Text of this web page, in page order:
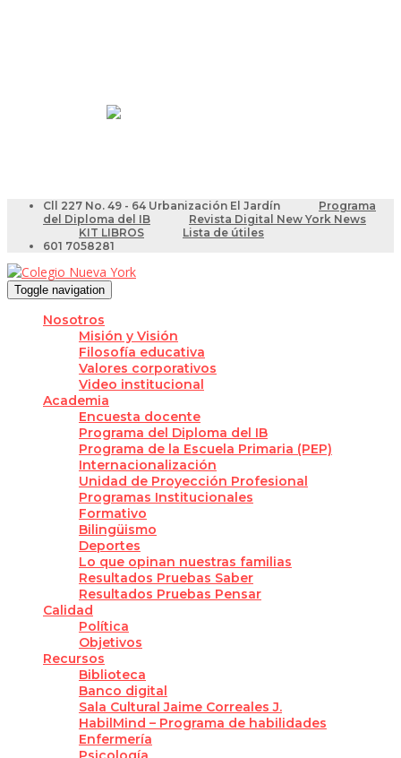
Cll 227 No. 49 - 64 Urbanización El Jardín
Programa
del Diploma del IB
Revista Digital New York News
KIT LIBROS
Lista de útiles
601 7058281
Toggle navigation
Nosotros
Misión y Visión
Filosofía educativa
Valores corporativos
Video institucional
Academia
Encuesta docente
Programa del Diploma del IB
Programa de la Escuela Primaria (PEP)
Internacionalización
Unidad de Proyección Profesional
Programas Institucionales
Formativo
Bilingüismo
Deportes
Lo que opinan nuestras familias
Resultados Pruebas Saber
Resultados Pruebas Pensar
Calidad
Política
Objetivos
Recursos
Biblioteca
Banco digital
Sala Cultural Jaime Correales J.
HabilMind – Programa de habilidades
Enfermería